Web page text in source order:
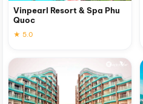
Vinpearl Resort & Spa Phu
Quoc
★ 5.0